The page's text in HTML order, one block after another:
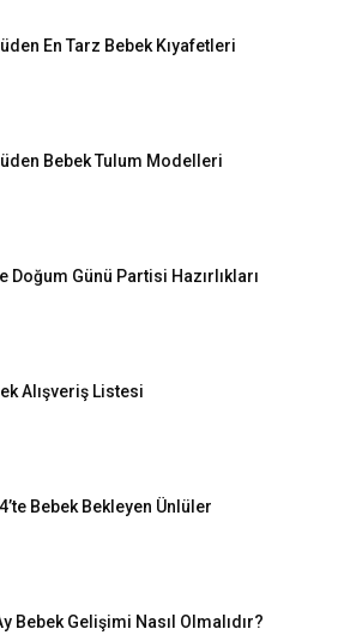
En Tarz Bebek Kıyafetleri
Bebek Tulum Modelleri
Doğum Günü Partisi Hazırlıkları
Alışveriş Listesi
Bebek Bekleyen Ünlüler
Bebek Gelişimi Nasıl Olmalıdır?